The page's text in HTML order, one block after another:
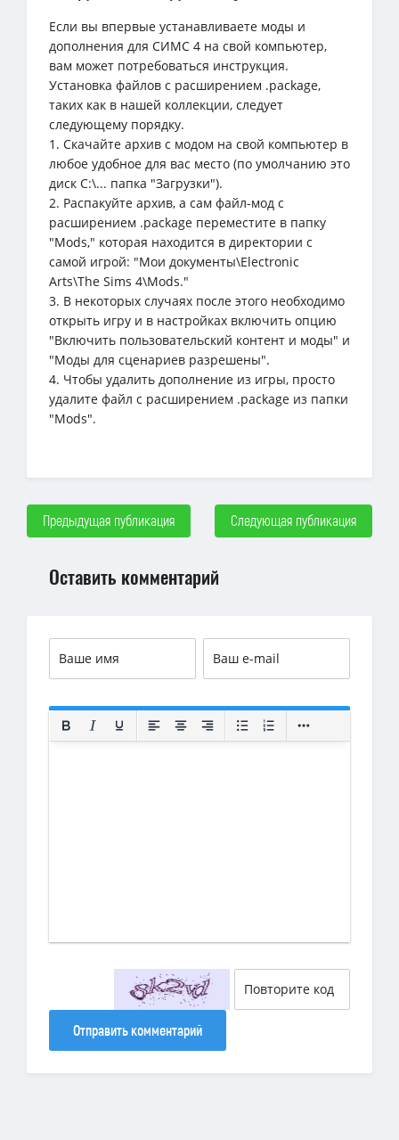
Если вы впервые устанавливаете моды и
дополнения для СИМС 4 на свой компьютер,
вам может потребоваться инструкция.
Установка файлов с расширением .package,
таких как в нашей коллекции, следует
следующему порядку.
1. Скачайте архив с модом на свой компьютер в
любое удобное для вас место (по умолчанию это
диск C:\... папка "Загрузки").
2. Распакуйте архив, а сам файл-мод с
расширением .package переместите в папку
"Mods," которая находится в директории с
самой игрой: "Мои документы\Electronic
Arts\The Sims 4\Mods."
3. В некоторых случаях после этого необходимо
открыть игру и в настройках включить опцию
"Включить пользовательский контент и моды" и
"Моды для сценариев разрешены".
4. Чтобы удалить дополнение из игры, просто
удалите файл с расширением .package из папки
"Mods".
Предыдущая публикация Следующая публикация
Оставить комментарий
Отправить комментарий